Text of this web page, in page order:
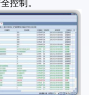
控制。